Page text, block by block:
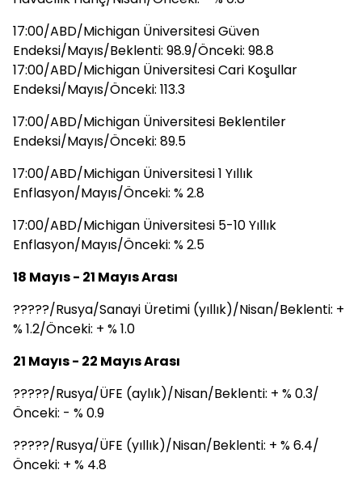
17:00/ABD/Michigan Üniversitesi Güven
Endeksi/Mayıs/Beklenti: 98.9/Önceki: 98.8
17:00/ABD/Michigan Üniversitesi Cari Koşullar
Endeksi/Mayıs/Önceki: 113.3
17:00/ABD/Michigan Üniversitesi Beklentiler
Endeksi/Mayıs/Önceki: 89.5
17:00/ABD/Michigan Üniversitesi 1 Yıllık
Enflasyon/Mayıs/Önceki: % 2.8
17:00/ABD/Michigan Üniversitesi 5-10 Yıllık
Enflasyon/Mayıs/Önceki: % 2.5
18 Mayıs - 21 Mayıs Arası
?????/Rusya/Sanayi Üretimi (yıllık)/Nisan/Beklenti: +
% 1.2/Önceki: + % 1.0
21 Mayıs - 22 Mayıs Arası
?????/Rusya/ÜFE (aylık)/Nisan/Beklenti: + % 0.3/
Önceki: - % 0.9
?????/Rusya/ÜFE (yıllık)/Nisan/Beklenti: + % 6.4/
Önceki: + % 4.8